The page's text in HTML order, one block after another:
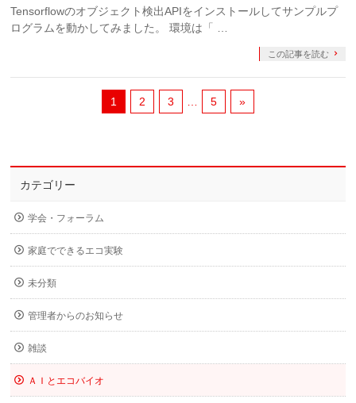
Tensorflowのオブジェクト検出APIをインストールしてサンプルプ
ログラムを動かしてみました。 環境は「 …
この記事を読む
1 2 3 5 »
カテゴリー
学会・フォーラム
家庭でできるエコ実験
未分類
管理者からのお知らせ
雑談
ＡＩとエコバイオ